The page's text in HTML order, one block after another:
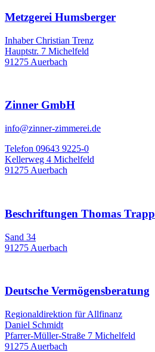
Metzgerei Humsberger
Inhaber Christian Trenz
Hauptstr. 7 Michelfeld
91275 Auerbach
Zinner GmbH
info@zinner-zimmerei.de
Telefon 09643 9225-0
Kellerweg 4 Michelfeld
91275 Auerbach
Beschriftungen Thomas Trapp
Sand 34
91275 Auerbach
Deutsche Vermögensberatung
Regionaldirektion für Allfinanz
Daniel Schmidt
Pfarrer-Müller-Straße 7 Michelfeld
91275 Auerbach